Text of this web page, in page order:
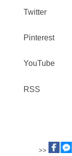
Twitter
Pinterest
YouTube
RSS
>>